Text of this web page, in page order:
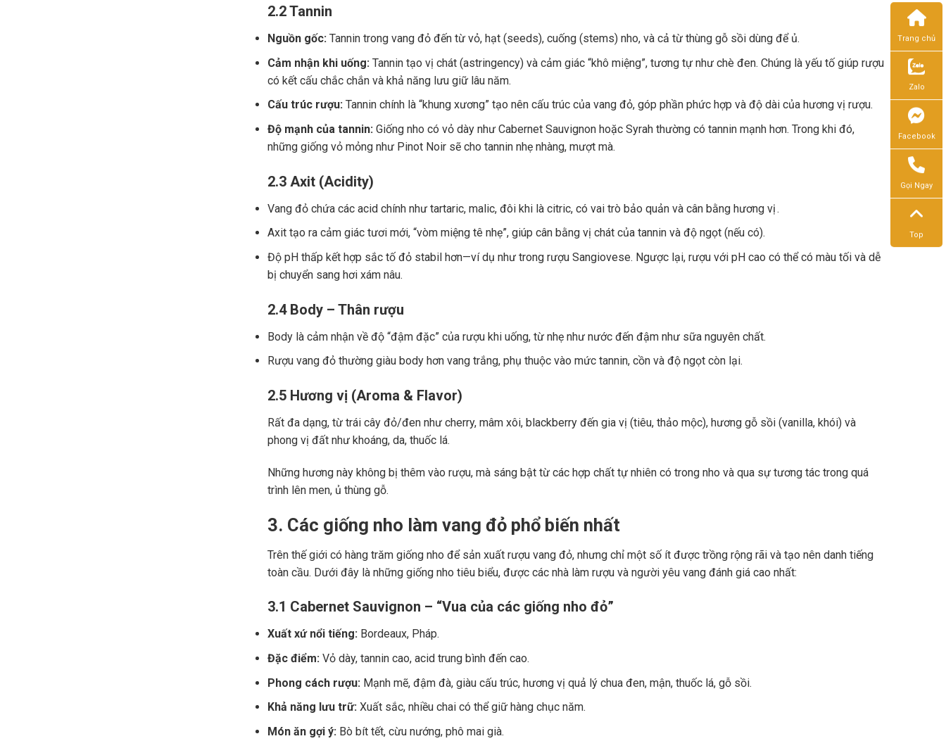
2.2 Tannin
Nguồn gốc:Tannin trong vang đỏ đến từ vỏ, hạt (seeds), cuống (stems) nho, và cả từ thùng gỗ sồi dùng để ủ.
Cảm nhận khi uống:Tannin tạo vị chát (astringency) và cảm giác “khô miệng”, tương tự như chè đen. Chúng là yếu tố giúp rượu
có kết cấu chắc chắn và khả năng lưu giữ lâu năm.
Cấu trúc rượu:Tannin chính là “khung xương” tạo nên cấu trúc của vang đỏ, góp phần phức hợp và độ dài của hương vị rượu.
Độ mạnh của tannin:Giống nho có vỏ dày như Cabernet Sauvignon hoặc Syrah thường có tannin mạnh hơn. Trong khi đó,
những giống vỏ mỏng như Pinot Noir sẽ cho tannin nhẹ nhàng, mượt mà.
2.3 Axit (Acidity)
Vang đỏ chứa các acid chính như tartaric, malic, đôi khi là citric, có vai trò bảo quản và cân bằng hương vị .
Axit tạo ra cảm giác tươi mới, “vòm miệng tê nhẹ”, giúp cân bằng vị chát của tannin và độ ngọt (nếu có).
Độ pH thấp kết hợp sắc tố đỏ stabil hơn—ví dụ như trong rượu Sangiovese. Ngược lại, rượu với pH cao có thể có màu tối và dễ
bị chuyển sang hơi xám nâu.
2.4 Body – Thân rượu
Body là cảm nhận về độ “đậm đặc” của rượu khi uống, từ nhẹ như nước đến đậm như sữa nguyên chất.
Rượu vang đỏ thường giàu body hơn vang trắng, phụ thuộc vào mức tannin, cồn và độ ngọt còn lại.
2.5 Hương vị (Aroma & Flavor)
Rất đa dạng, từ trái cây đỏ/đen như cherry, mâm xôi, blackberry đến gia vị (tiêu, thảo mộc), hương gỗ sồi (vanilla, khói) và
phong vị đất như khoáng, da, thuốc lá.
Những hương này không bị thêm vào rượu, mà sáng bật từ các hợp chất tự nhiên có trong nho và qua sự tương tác trong quá
trình lên men, ủ thùng gỗ.
3. Các giống nho làm vang đỏ phổ biến nhất
Trên thế giới có hàng trăm giống nho để sản xuất rượu vang đỏ, nhưng chỉ một số ít được trồng rộng rãi và tạo nên danh tiếng
toàn cầu. Dưới đây là những giống nho tiêu biểu, được các nhà làm rượu và người yêu vang đánh giá cao nhất:
3.1 Cabernet Sauvignon – “Vua của các giống nho đỏ”
Xuất xứ nổi tiếng:Bordeaux, Pháp.
Đặc điểm:Vỏ dày, tannin cao, acid trung bình đến cao.
Phong cách rượu: Mạnh mẽ, đậm đà, giàu cấu trúc, hương vị quả lý chua đen, mận, thuốc lá, gỗ sồi.
Khả năng lưu trữ:Xuất sắc, nhiều chai có thể giữ hàng chục năm.
Món ăn gợi ý: Bò bít tết, cừu nướng, phô mai già.
Trang chủ
Zalo
Facebook
Gọi Ngay
Top